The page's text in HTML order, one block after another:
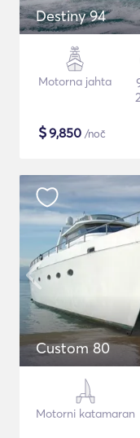
Destiny 94
Motorna jahta
$9,850 /noč
Custom 80
Motorni katamaran